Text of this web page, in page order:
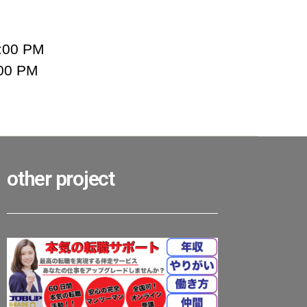
PM
PM
other project